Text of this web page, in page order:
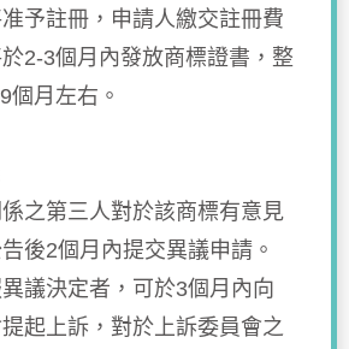
予註冊，申請人繳交註冊費
2-3個月內發放商標證書，整
個月左右。
之第三人對於該商標有意見
後2個月內提交異議申請。
議決定者，可於3個月內向
起上訴，對於上訴委員會之